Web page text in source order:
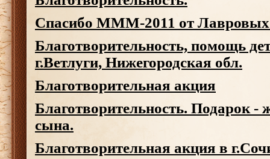
Спасибо МММ-2011 от
Благотворительность, помощь
г.Ветлуги, Нижегородская обл.
Благотворительная акция
Благотворительность. Подарок -
сына.
Благотворительная акция в